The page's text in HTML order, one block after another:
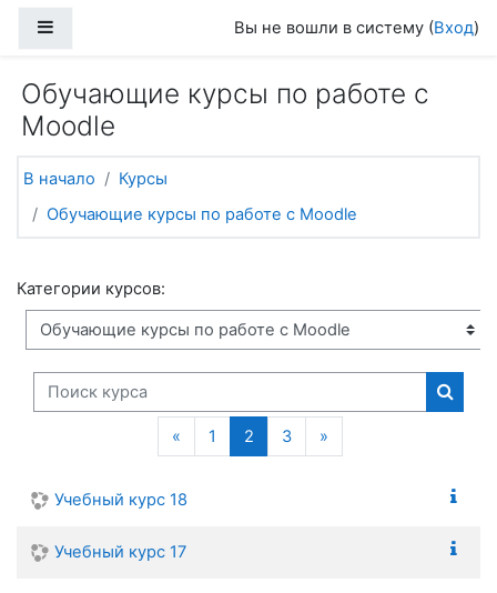
Вы не вошли в систему (Вход)
Обучающие курсы по работе с
Moodle
В начало
Курсы
Обучающие курсы по работе с Moodle
Категории курсов:
Поиск курса
Поиск
« Предыдущая страница
1 2 (текущая)
3 »
Учебный курс 18
Учебный курс 17